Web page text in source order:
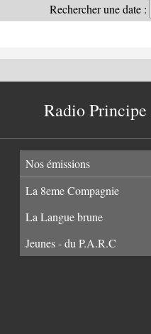
Rechercher une date :
Radio
Nos émissions
La 8eme Compagnie
La Langue brune
Jeunes - du P.A.R.C